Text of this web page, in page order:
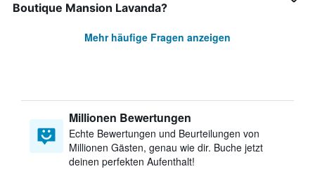
Boutique Mansion Lavanda?
Mehr häufige Fragen anzeigen
Millionen Bewertungen
Echte Bewertungen und Beurteilungen von
Millionen Gästen, genau wie dir. Buche jetzt
deinen perfekten Aufenthalt!